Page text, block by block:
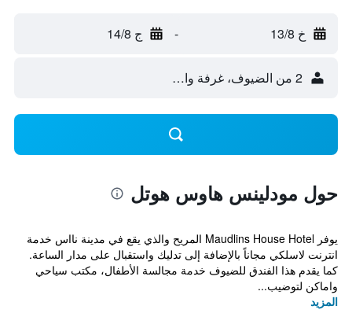
خ 13/8 - ج 14/8
2 من الضيوف، غرفة واحدة
حول مودلينس هاوس هوتل
يوفر Maudlins House Hotel المريح والذي يقع في مدينة نااس خدمة
انترنت لاسلكي مجاناً بالإضافة إلى تدليك واستقبال على مدار الساعة.
كما يقدم هذا الفندق للضيوف خدمة مجالسة الأطفال، مكتب سياحي
واماكن لتوضيب...
المزيد